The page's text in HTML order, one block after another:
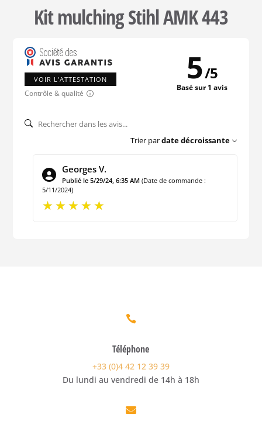
Kit mulching Stihl AMK 443
VOIR L'ATTESTATION
Contrôle & qualité
5/5
Basé sur 1 avis
Trier pardate décroissante
Georges V.
Publié le 5/29/24, 6:35 AM (Date de commande :
5/11/2024)

Téléphone
+33 (0)4 42 12 39 39
Du lundi au vendredi de 14h à 18h
